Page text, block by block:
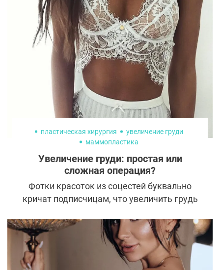
пластическая хирургия
увеличение груди
маммопластика
Увеличение груди: простая или
сложная операция?
Фотки красоток из соцестей буквально
кричат подписчицам, что увеличить грудь
форумов и пабликов, уверенные в своем
всезнании девушки идут к пластическому
хирургу и в клинике сталкиваются с
трудностями, о которых молчат в